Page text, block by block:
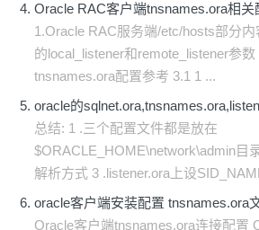
Oracle RAC客户端tnsnames.ora相关
1.Oracle RAC服务端/etc/hosts部分
的local_listener和remote_listener参
tnsnames.ora配置参考 3.1 1 ...
oracle的
总结: 1 .三个配置文件都是放在
$ORACLE_HOME\network\admin目
解析方式 3 .listener.ora上设
oracle客户端安装配置 tnsnames.ora
Oracle客户端tnsnames.ora连接配置